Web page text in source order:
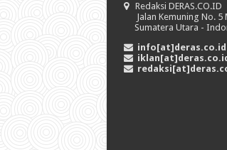
Redaksi DERAS.CO.ID
Jalan Kemuning No. 5
Sumatera Utara -
info[at]deras.co.id